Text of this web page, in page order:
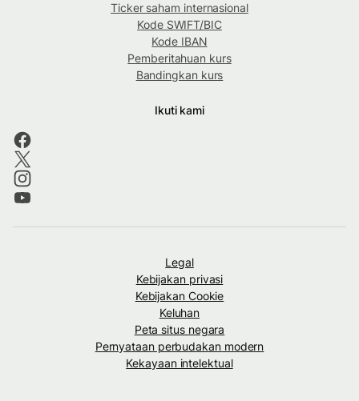
Ticker saham internasional
Kode SWIFT/BIC
Kode IBAN
Pemberitahuan kurs
Bandingkan kurs
Ikuti kami
Legal
Kebijakan privasi
Kebijakan Cookie
Keluhan
Peta situs negara
Pernyataan perbudakan modern
Kekayaan intelektual